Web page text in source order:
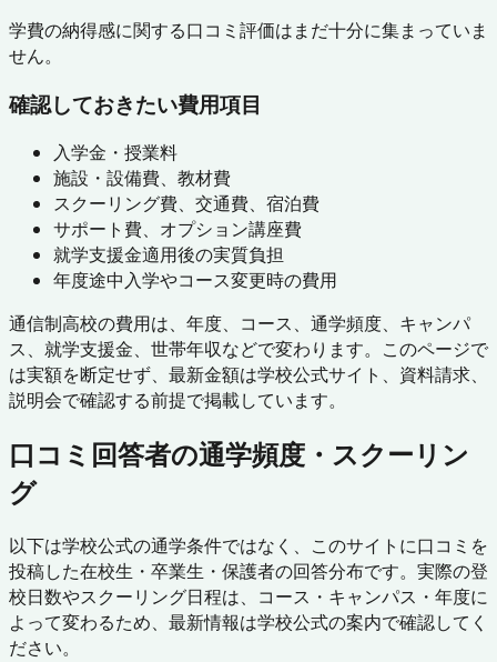
学費の納得感に関する口コミ評価はまだ十分に集まっていま
せん。
確認しておきたい費用項目
入学金・授業料
施設・設備費、教材費
スクーリング費、交通費、宿泊費
サポート費、オプション講座費
就学支援金適用後の実質負担
年度途中入学やコース変更時の費用
通信制高校の費用は、年度、コース、通学頻度、キャンパ
ス、就学支援金、世帯年収などで変わります。このページで
は実額を断定せず、最新金額は学校公式サイト、資料請求、
説明会で確認する前提で掲載しています。
口コミ回答者の通学頻度・スクーリン
グ
以下は学校公式の通学条件ではなく、このサイトに口コミを
投稿した在校生・卒業生・保護者の回答分布です。実際の登
校日数やスクーリング日程は、コース・キャンパス・年度に
よって変わるため、最新情報は学校公式の案内で確認してく
ださい。